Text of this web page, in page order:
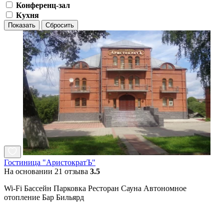
Конференц-зал
Кухня
Показать Сбросить
Гостиница "АристократЪ"
На основании 21 отзыва 3.5
Wi-Fi Бассейн Парковка Ресторан Сауна Автономное
отопление Бар Бильярд